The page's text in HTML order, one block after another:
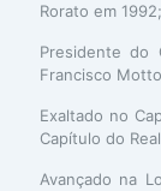
Rorato em 1992;
Presidente do
Francisco
Exaltado no
Capítulo do
Avançado na